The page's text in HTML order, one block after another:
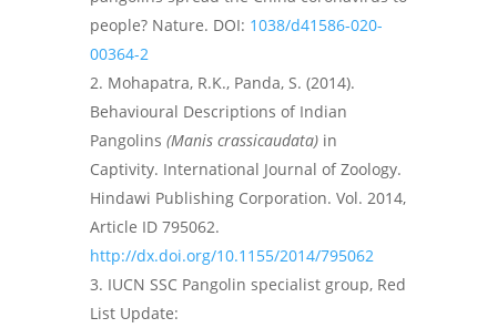
people? Nature. DOI: 1038/d41586-020-
00364-2
Mohapatra, R.K., Panda, S. (2014).
Behavioural Descriptions of Indian
Pangolins (Manis crassicaudata)in
Captivity. International Journal of Zoology.
Hindawi Publishing Corporation. Vol. 2014,
Article ID 795062.
http://dx.doi.org/10.1155/2014/795062
IUCN SSC Pangolin specialist group, Red
List Update: